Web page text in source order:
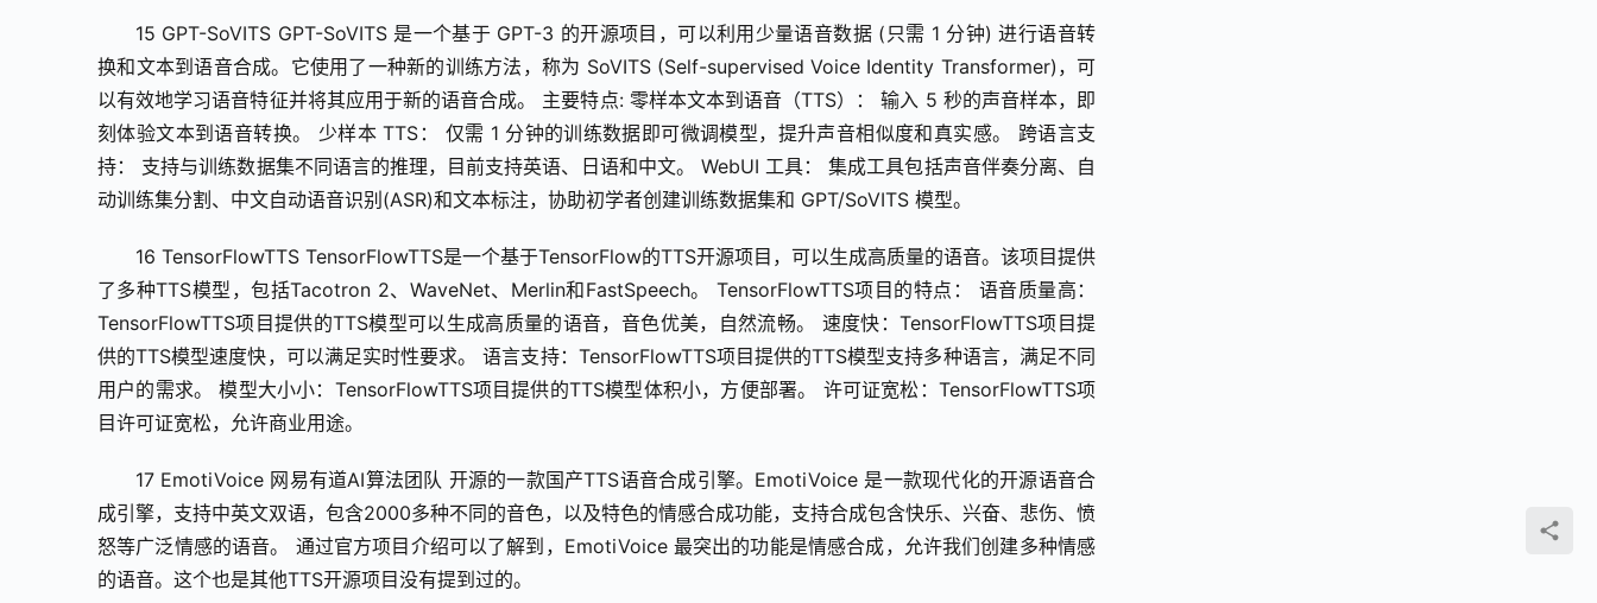
15 GPT-SoVITS GPT-SoVITS 是一个基于 GPT-3 的开源项目，可以利用少量语音数据 (只需 1 分钟) 进行语音转
换和文本到语音合成。它使用了一种新的训练方法，称为 SoVITS (Self-supervised Voice Identity Transformer)，可
以有效地学习语音特征并将其应用于新的语音合成。 主要特点: 零样本文本到语音（TTS）： 输入 5 秒的声音样本，即
刻体验文本到语音转换。 少样本 TTS： 仅需 1 分钟的训练数据即可微调模型，提升声音相似度和真实感。 跨语言支
持： 支持与训练数据集不同语言的推理，目前支持英语、日语和中文。 WebUI 工具： 集成工具包括声音伴奏分离、自
动训练集分割、中文自动语音识别(ASR)和文本标注，协助初学者创建训练数据集和 GPT/SoVITS 模型。
16 TensorFlowTTS TensorFlowTTS是一个基于TensorFlow的TTS开源项目，可以生成高质量的语音。该项目提供
了多种TTS模型，包括Tacotron 2、WaveNet、Merlin和FastSpeech。 TensorFlowTTS项目的特点： 语音质量高：
TensorFlowTTS项目提供的TTS模型可以生成高质量的语音，音色优美，自然流畅。 速度快：TensorFlowTTS项目提
供的TTS模型速度快，可以满足实时性要求。 语言支持：TensorFlowTTS项目提供的TTS模型支持多种语言，满足不同
用户的需求。 模型大小小：TensorFlowTTS项目提供的TTS模型体积小，方便部署。 许可证宽松：TensorFlowTTS项
目许可证宽松，允许商业用途。
17 EmotiVoice 网易有道AI算法团队 开源的一款国产TTS语音合成引擎。EmotiVoice 是一款现代化的开源语音合
成引擎，支持中英文双语，包含2000多种不同的音色，以及特色的情感合成功能，支持合成包含快乐、兴奋、悲伤、愤
怒等广泛情感的语音。 通过官方项目介绍可以了解到，EmotiVoice 最突出的功能是情感合成，允许我们创建多种情感
的语音。这个也是其他TTS开源项目没有提到过的。